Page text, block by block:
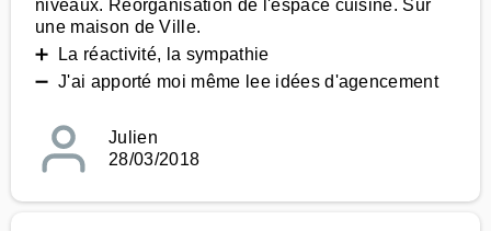
niveaux. Réorganisation de l'espace cuisine. Sur
une maison de Ville.
➕ La réactivité, la sympathie
➖ J'ai apporté moi même lee idées d'agencement
Julien
28/03/2018